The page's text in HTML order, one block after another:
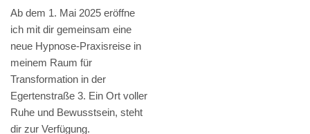
Ab dem 1. Mai 2025 eröffne
ich mit dir gemeinsam eine
neue Hypnose-Praxisreise in
meinem Raum für
Transformation in der
Egertenstraße 3. Ein Ort voller
Ruhe und Bewusstsein, steht
dir zur Verfügung.